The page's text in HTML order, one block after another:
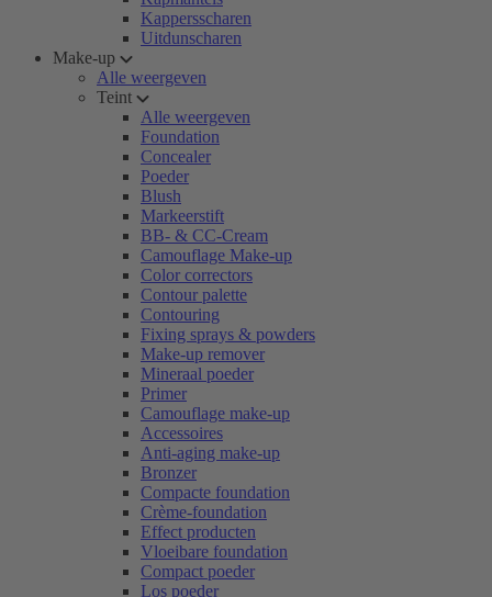
Kappersscharen
Uitdunscharen
Make-up
Alle weergeven
Teint
Alle weergeven
Foundation
Concealer
Poeder
Blush
Markeerstift
BB- & CC-Cream
Camouflage Make-up
Color correctors
Contour palette
Contouring
Fixing sprays & powders
Make-up remover
Mineraal poeder
Primer
Camouflage make-up
Accessoires
Anti-aging make-up
Bronzer
Compacte foundation
Crème-foundation
Effect producten
Vloeibare foundation
Compact poeder
Los poeder